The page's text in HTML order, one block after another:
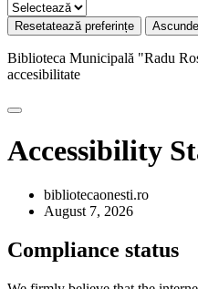
Resetatează preferințe Ascunde
Biblioteca Municipală "Radu
accesibilitate
Accessibility
bibliotecaonesti.ro
August 7, 2026
Compliance status